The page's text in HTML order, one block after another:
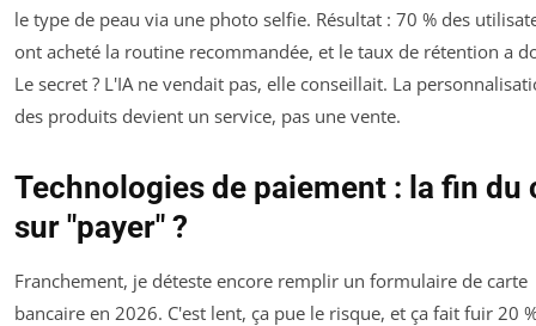
le type de peau via une photo selfie. Résultat : 70 % des
ont acheté la routine recommandée, et le taux de rétention a
Le secret ? L'IA ne vendait pas, elle conseillait. La
des produits devient un service, pas une vente.
Technologies de paiement : la fin du
sur "payer" ?
Franchement, je déteste encore remplir un formulaire de carte
bancaire en 2026. C'est lent, ça pue le risque, et ça fait fuir 20